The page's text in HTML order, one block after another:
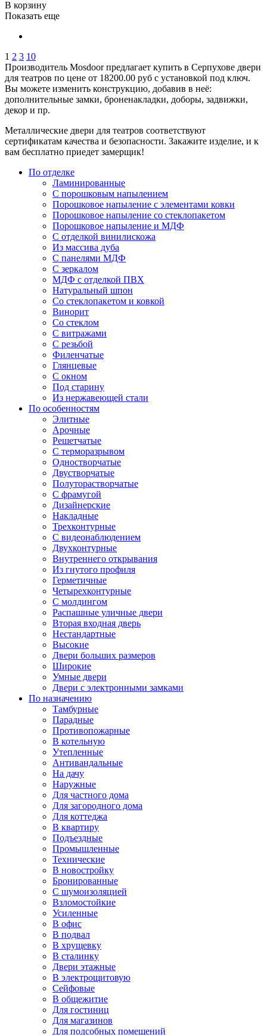
В корзину
Показать еще
1 2 3 10
Производитель Mosdoor предлагает купить в Серпухове двери
для театров по цене от 18200.00 руб с установкой под ключ.
Вы можете изменить конструкцию, добавив в неё:
дополнительные замки, броненакладки, доборы, задвижки,
декор и пр.
Металлические двери для театров соответствуют
сертификатам качества и безопасности. Закажите изделие, и к
вам бесплатно приедет замерщик!
По отделке
Ламинированные
С порошковым напылением
Порошковое напыление с элементами ковки
Порошковое напыление со стеклопакетом
Порошковое напыление и МДФ
С отделкой винилискожа
Из массива дуба
С панелями МДФ
С зеркалом
МДФ с отделкой ПВХ
Натуральный шпон
Со стеклопакетом и ковкой
Винорит
Со стеклом
С витражами
С резьбой
Филенчатые
Глянцевые
С окном
Под старину
Из нержавеющей стали
По особенностям
Элитные
Арочные
Решетчатые
С терморазрывом
Одностворчатые
Двустворчатые
Полуторастворчатые
С фрамугой
Дизайнерские
Накладные
Трехконтурные
С видеонаблюдением
Двухконтурные
Внутреннего открывания
Из гнутого профиля
Герметичные
Четырехконтурные
С молдингом
Распашные уличные двери
Вторая входная дверь
Нестандартные
Высокие
Двери больших размеров
Широкие
Умные двери
Двери с электронными замками
По назначению
Тамбурные
Парадные
Противопожарные
В котельную
Утепленные
Антивандальные
На дачу
Наружные
Для частного дома
Для загородного дома
Для коттеджа
В квартиру
Подъездные
Промышленные
Технические
В новостройку
Бронированные
С шумоизоляцией
Взломостойкие
Усиленные
В офис
В подвал
В хрущевку
В сталинку
Двери этажные
В электрощитовую
Сейфовые
В общежитие
Для гостиниц
Для магазинов
Для подсобных помещений